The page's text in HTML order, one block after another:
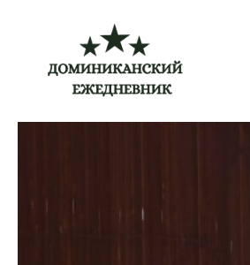
содержимому